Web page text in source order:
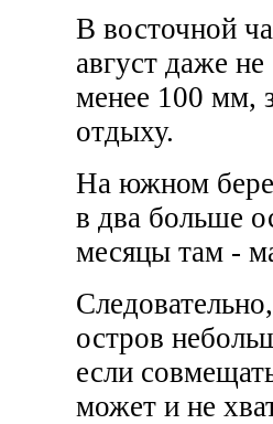
В восточной
август даже
менее 100 мм,
отдыху.
На южном
в два больше
месяцы там -
остров
если
может и не